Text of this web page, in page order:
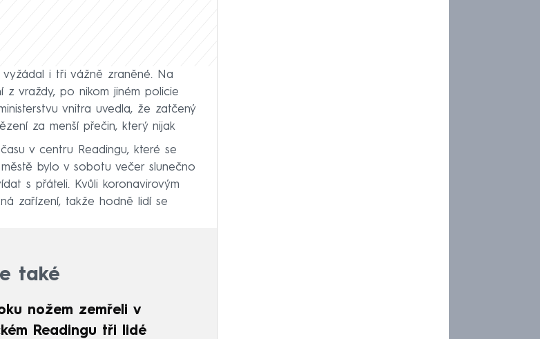
i tři vážně zraněné. Na
vraždy, po nikom jiném policie
vnitra uvedla, že zatčený
za menší přečin, který nijak
v centru Readingu, které se
bylo v sobotu večer slunečno
s přáteli. Kvůli koronavirovým
zařízení, takže hodně lidí se
také
nožem zemřeli v
Readingu tři lidé